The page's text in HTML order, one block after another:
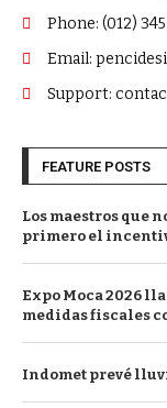
Phone: (012)
Email:
Support:
FEATURE POSTS
Los maestros que
primero el
Expo Moca 2026
medidas fiscales
Indomet prevé